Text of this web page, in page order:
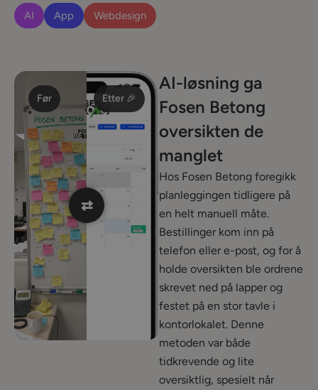
AI App Webdesign
⇄
Før Etter 🎉
AI-løsning ga
Fosen Betong
oversikten de
manglet
Hos Fosen Betong foregikk
planleggingen tidligere på
en helt manuell måte.
Bestillinger kom inn på
telefon eller e-post, og for å
holde oversikten ble ordrene
skrevet ned på lapper og
festet på en stor tavle i
kontorlokalet. Denne
metoden var både
tidkrevende og lite
oversiktlig, spesielt når